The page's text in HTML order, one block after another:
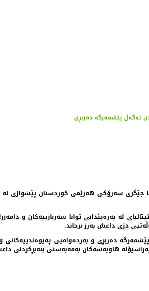
لەگەڵ پێشمەرگە دەربڕی
شێخ مستەفا جێگری سەرۆکی هەرێمی کوردستان
لە پەرەپێدانی توانا سەربازییەکان و
دژی داعش بەرز نرخاند.
دەربڕی و بەردەوامیی
هاوبەشەکان بەمەبەستی بنەبڕكردنی